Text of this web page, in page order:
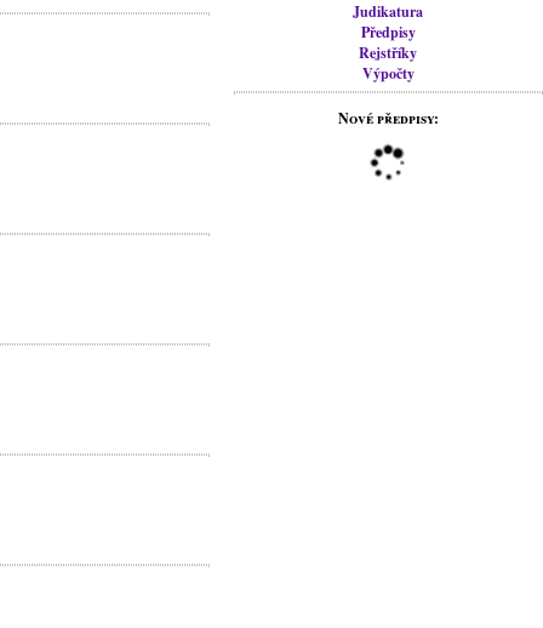
Judikatura
Předpisy
Rejstříky
Výpočty
Nové předpisy: